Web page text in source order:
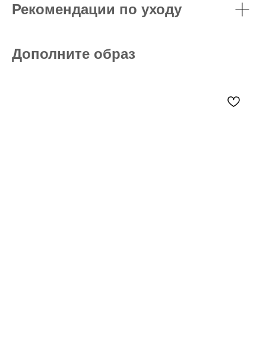
Рекомендации по уходу
Дополните образ